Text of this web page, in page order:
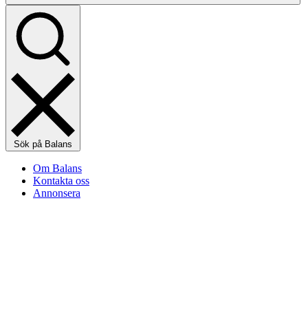
Sök på Balans
Om Balans
Kontakta oss
Annonsera